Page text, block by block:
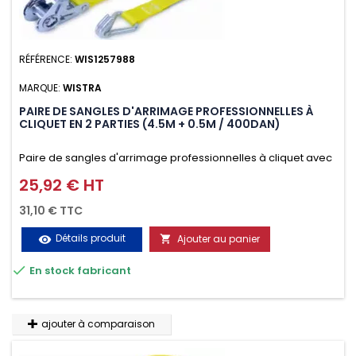
RÉFÉRENCE: WIS1257988
MARQUE: WISTRA
PAIRE DE SANGLES D'ARRIMAGE PROFESSIONNELLES À
CLIQUET EN 2 PARTIES (4.5M + 0.5M / 400DAN)
Paire de sangles d'arrimage professionnelles à cliquet avec
crochet en 2 parties (4.5M + 0.5M / 400daN), simple et rapide
d'utilisation. Permet d'arrimer et de sécuriser
vos chargements pendant le transport. Matière polyester
très résistante aux UV et aux variations de températures,
n'absorbe pas l'eau.
Prix
25,92 € HT
31,10 € TTC
visibility Détails produit  Ajouter au panier
 En stock fabricant
ajouter à comparaison